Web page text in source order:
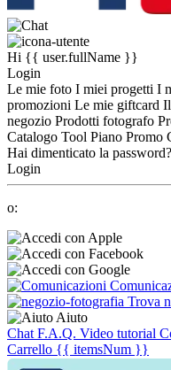
Hi {{ user.fullName }}
Login
Le mie foto I miei progetti I
promozioni Le mie giftcard
negozio Prodotti fotografo
Catalogo Tool Piano Promo
Hai dimenticato la password?
Login
o:
Trova
Aiuto
Chat F.A.Q. Video tutorial
Carrello {{ itemsNum }}